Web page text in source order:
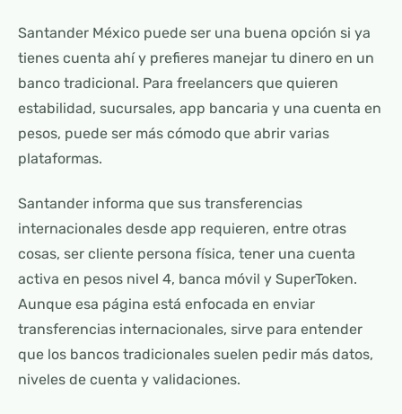
Santander México puede ser una buena opción si ya
tienes cuenta ahí y prefieres manejar tu dinero en un
banco tradicional. Para freelancers que quieren
estabilidad, sucursales, app bancaria y una cuenta en
pesos, puede ser más cómodo que abrir varias
plataformas.
Santander informa que sus transferencias
internacionales desde app requieren, entre otras
cosas, ser cliente persona física, tener una cuenta
activa en pesos nivel 4, banca móvil y SuperToken.
Aunque esa página está enfocada en enviar
transferencias internacionales, sirve para entender
que los bancos tradicionales suelen pedir más datos,
niveles de cuenta y validaciones.